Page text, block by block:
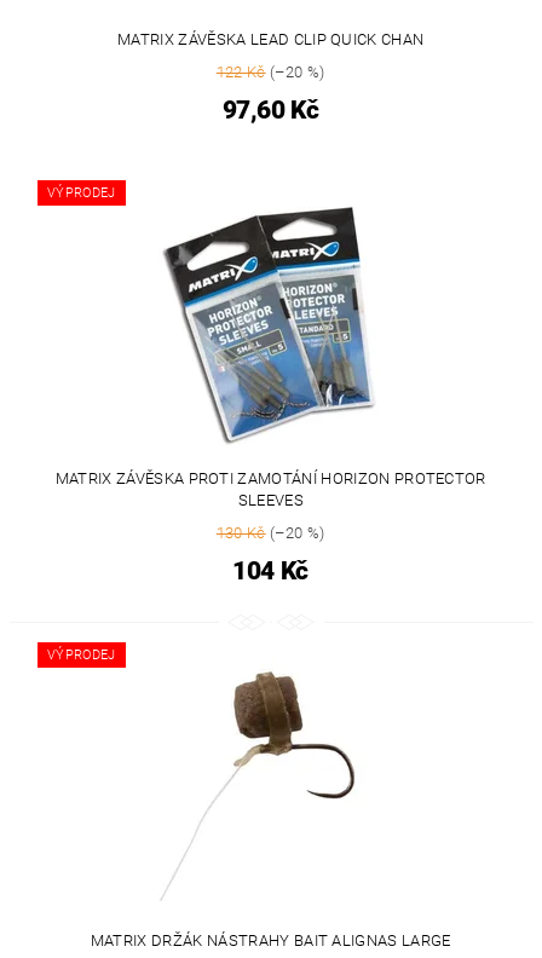
MATRIX ZÁVĚSKA LEAD CLIP QUICK CHAN
122 Kč(–20 %)
97,60 Kč
VÝPRODEJ
MATRIX ZÁVĚSKA PROTI ZAMOTÁNÍ HORIZON PROTECTOR
SLEEVES
130 Kč(–20 %)
104 Kč
VÝPRODEJ
MATRIX DRŽÁK NÁSTRAHY BAIT ALIGNAS LARGE